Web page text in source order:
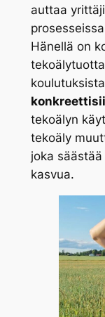
auttaa
Hänellä on
tekoälyn
tekoäly
joka
kasvua.